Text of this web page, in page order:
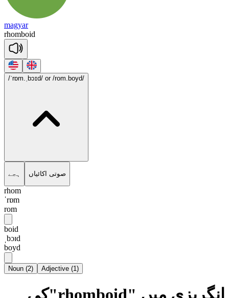
magyar
rhomboid
/ˈrɒm.ˌbɔɪd/ or /rom.boyd/
ہجے صوتی اکائیاں
rhom
ˈrɒm
rom
boid
ˌbɔɪd
boyd
Noun (2) Adjective (1)